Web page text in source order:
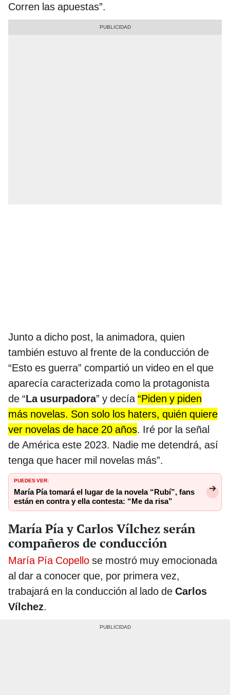
Corren las apuestas”.
Junto a dicho post, la animadora, quien
también estuvo al frente de la conducción de
“Esto es guerra” compartió un video en el que
aparecía caracterizada como la protagonista
de “La usurpadora” y decía“Piden y piden
más novelas. Son solo los haters, quién quiere
ver novelas de hace 20 años. Iré por la señal
de América este 2023. Nadie me detendrá, así
tenga que hacer mil novelas más”.
PUEDES VER:
María Pía tomará el lugar de la novela “Rubí”, fans
están en contra y ella contesta: “Me da risa”
María Pía y Carlos Vílchez serán
compañeros de conducción
María Pía Copello se mostró muy emocionada
al dar a conocer que, por primera vez,
trabajará en la conducción al lado de Carlos
Vílchez.